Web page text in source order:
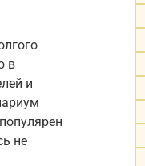
в
и
не